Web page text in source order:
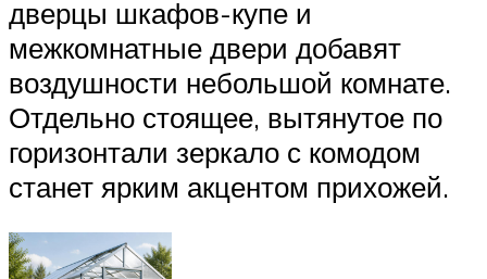
дверцы шкафов-купе и
межкомнатные двери добавят
воздушности небольшой комнате.
Отдельно стоящее, вытянутое по
горизонтали зеркало с комодом
станет ярким акцентом прихожей.